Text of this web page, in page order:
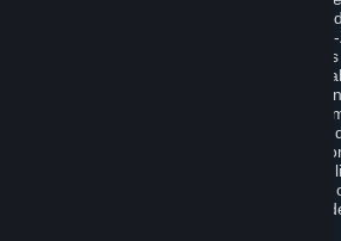
Guthaben vorhanden ist) zu belasten
über einen anderen ausgewählten
zu verarbeiten. Wenn Sie
wiederkehrenden Zahlungen bestellt
sich, Valve umgehend über
Kreditkartennummer, deren
verbundenen Rechnungsadresse oder
anderen Zahlungskontonummer zu
verpflichten sich weiter, Valve
benachrichtigen, wenn Ihre Kreditkarte
oder anderes Zahlungskonto abläuft